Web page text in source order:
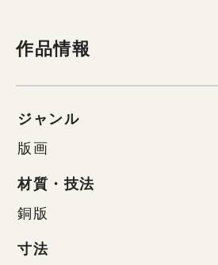
作品情報
ジャンル
版画
材質・技法
銅版
寸法